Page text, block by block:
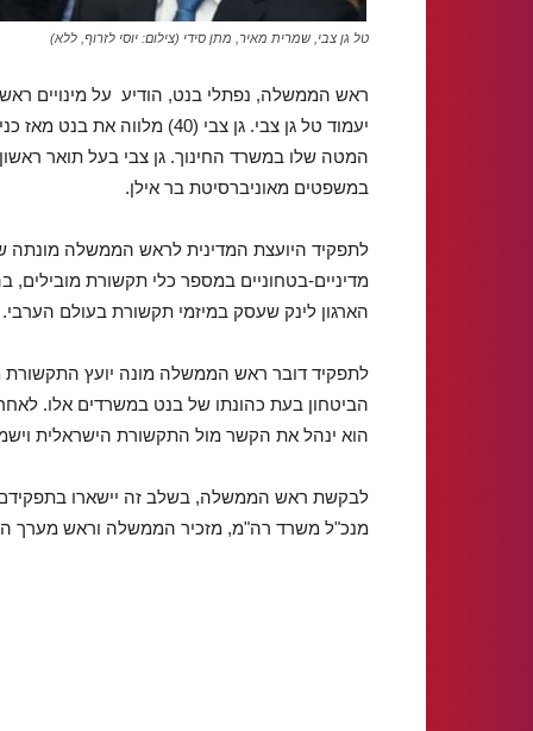
טל גן צבי, שמרית מאיר, מתן סידי (צילום: יוסי לזרוף, ללא)
ראש הממשלה, נפתלי בנט, הודיע על מינויים
יעמוד טל גן צבי. גן צבי
המטה שלו במשרד החינוך. גן צבי בעל תואר
במשפטים מאוניברסיטת בר אילן.
מדיניים-בטחוניים במספר כלי תקשורת מובילים,
הארגון לינק שעסק במיזמי תקשורת בעולם הערבי.
הביטחון בעת כהונתו של בנט במשרדים אלו.
הוא ינהל את הקשר מול התקשורת הישראלית
לבקשת ראש הממשלה, בשלב זה יישארו בתפקידם
מנכ"ל משרד רה"מ, מזכיר הממשלה וראש מערך